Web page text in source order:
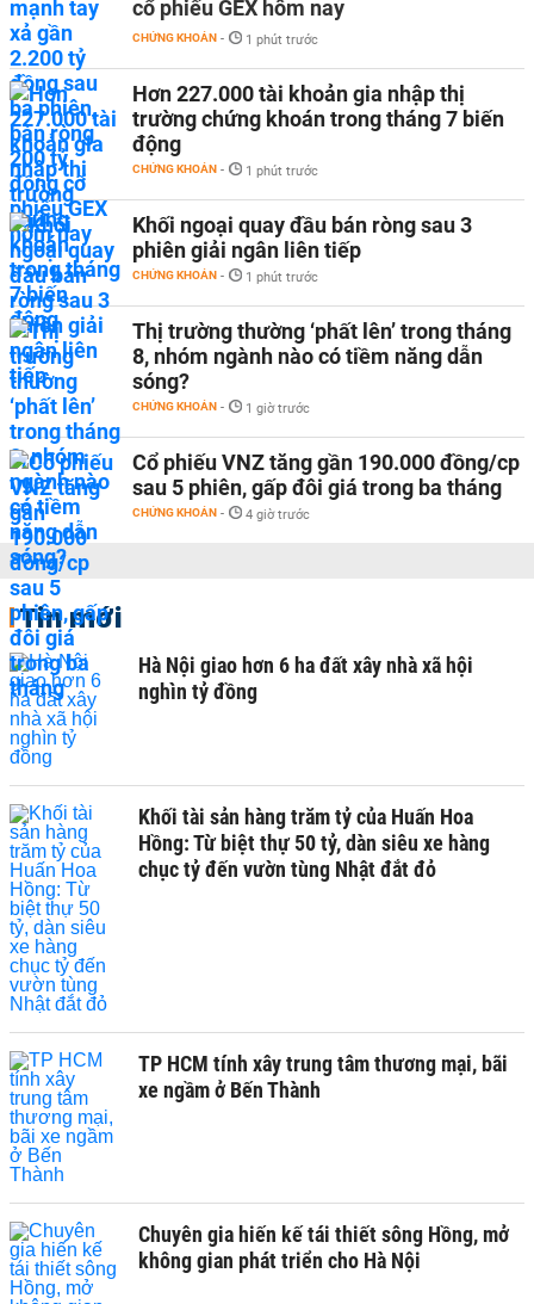
cổ phiếu GEX hôm nay
CHỨNG KHOÁN - 1 phút trước
Hơn 227.000 tài khoản gia nhập thị
trường chứng khoán trong tháng 7 biến
động
CHỨNG KHOÁN - 1 phút trước
Khối ngoại quay đầu bán ròng sau 3
phiên giải ngân liên tiếp
CHỨNG KHOÁN - 1 phút trước
Thị trường thường ‘phất lên’ trong tháng
8, nhóm ngành nào có tiềm năng dẫn
sóng?
CHỨNG KHOÁN - 1 giờ trước
Cổ phiếu VNZ tăng gần 190.000 đồng/cp
sau 5 phiên, gấp đôi giá trong ba tháng
CHỨNG KHOÁN - 4 giờ trước
Tin mới
Hà Nội giao hơn 6 ha đất xây nhà xã hội
nghìn tỷ đồng
Khối tài sản hàng trăm tỷ của Huấn Hoa
Hồng: Từ biệt thự 50 tỷ, dàn siêu xe hàng
chục tỷ đến vườn tùng Nhật đắt đỏ
TP HCM tính xây trung tâm thương mại, bãi
xe ngầm ở Bến Thành
Chuyên gia hiến kế tái thiết sông Hồng, mở
không gian phát triển cho Hà Nội